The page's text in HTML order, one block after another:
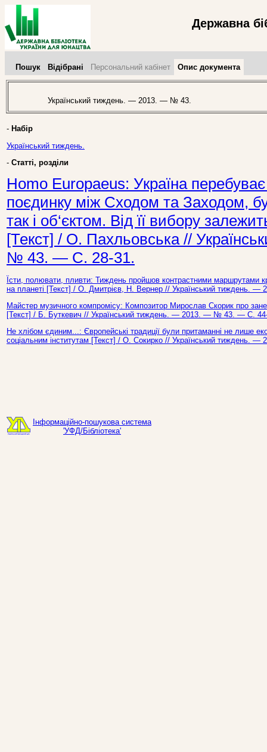
Державна
Пошук Відібрані Персональний кабінет Опис документа
Український тиждень. — 2013. — № 43.
- Набір
Український тиждень.
- Статті, розділи
Homo Europaeus: Україна перебуває
поєдинку між Сходом та Заходом,
так і об‘єктом. Від її вибору
[Текст] / О. Пахльовська //
№ 43. — С. 28-31.
Їсти, полювати, пливти: Тиждень пройшов контрастними маршрутами
на планеті [Текст] / О. Дмитрієв, Н. Вернер // Український
Майстер музичного компромісу: Композитор Мирослав Скорик про
[Текст] / Б. Буткевич // Український тиждень. — 2013. — № 43. — С.
Не хлібом єдиним...: Європейські традиції були притаманні не лише
соціальним інститутам [Текст] / О. Сокирко // Український
Інформаційно-пошукова система
'УФД/Бібліотека'